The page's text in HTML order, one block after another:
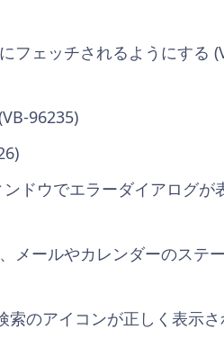
フェッチされるようにする
96235)
ドウでエラーダイアログが
メールやカレンダーのステ
のアイコンが正しく表示さ